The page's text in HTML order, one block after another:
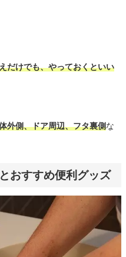
だけでも、やっておくといい
外側、ドア周辺、フタ裏側な
おすすめ便利グッズ